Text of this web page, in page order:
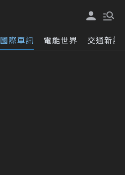
國際車訊 電能世界 交通新訊